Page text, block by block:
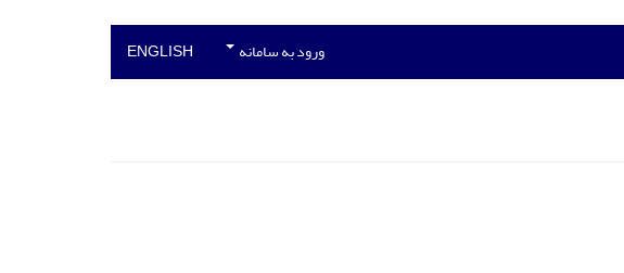
ورود به سامانه ENGLISH